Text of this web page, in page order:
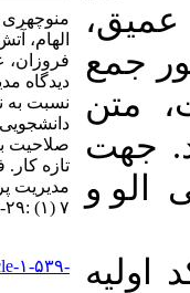
منوچهری هومان، ایمانی#
الهام، آتش زاده شوریده
فروزان، علوی مجد حمید.
دیدگاه مدیران پرستاری
نسبت به نقش کار
دانشجویی در کسب
صلاحیت بالینی پرستاران
تازه کار. فصلنامه
مديريت پرستاري. ۱۳۹۷;
۷ (۱) :۲۹-۴۰
http://ijnv.ir/article-۱-۵۳۹-